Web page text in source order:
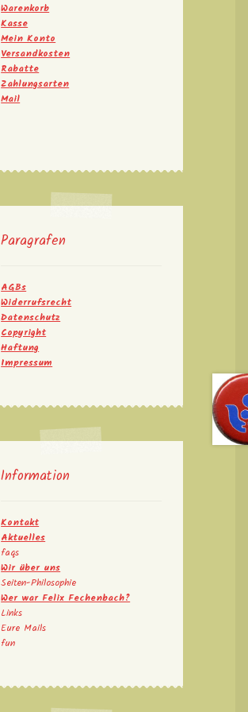
Warenkorb
Kasse
Mein Konto
Versandkosten
Rabatte
Zahlungsarten
Mail
Paragrafen
AGBs
Widerrufsrecht
Datenschutz
Copyright
Haftung
Impressum
Information
Kontakt
Aktuelles
faqs
Wir über uns
Seiten-Philosophie
Wer war Felix Fechenbach?
Links
Eure Mails
fun